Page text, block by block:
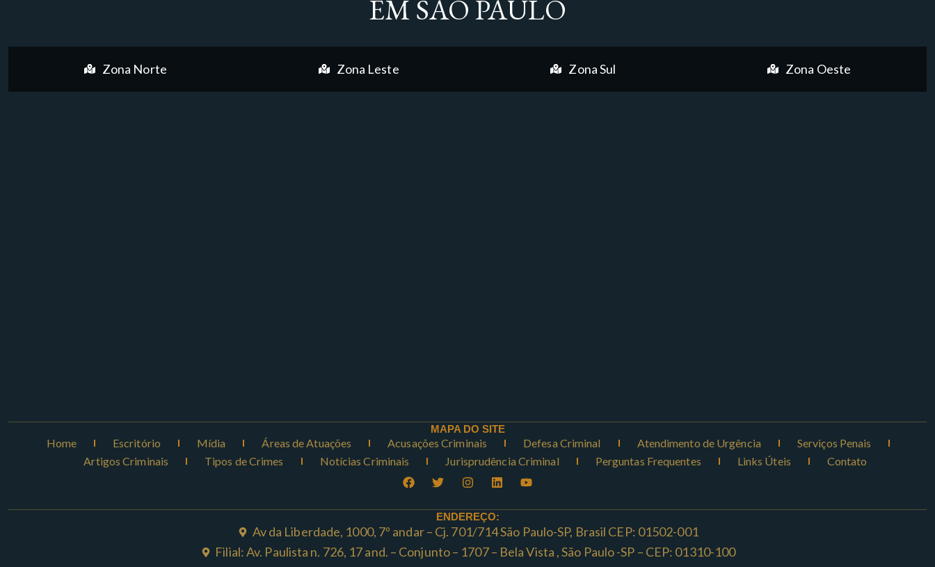
EM SÃO PAULO
Zona Norte Zona Leste Zona Sul Zona Oeste
MAPA DO SITE
Home Escritório Mídia Áreas de Atuações Acusações Criminais Defesa Criminal Atendimento de Urgência
Serviços Penais
Artigos Criminais
Tipos de Crimes Notícias Criminais Jurisprudência Criminal Perguntas Frequentes Links Úteis Contato
ENDEREÇO:
Av da Liberdade, 1000, 7º andar – Cj. 701/714 São Paulo-SP, Brasil CEP: 01502-001
Filial: Av. Paulista n. 726, 17 and. – Conjunto – 1707 – Bela Vista , São Paulo -SP – CEP: 01310-100